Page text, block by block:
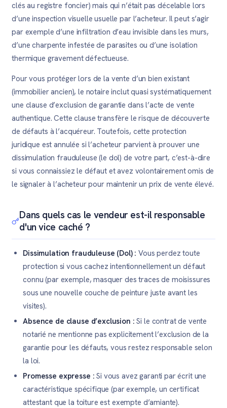
clés au registre foncier) mais qui n’était pas décelable lors
d’une inspection visuelle usuelle par l’acheteur. Il peut s’agir
par exemple d’une infiltration d’eau invisible dans les murs,
d’une charpente infestée de parasites ou d’une isolation
thermique gravement défectueuse.
Pour vous protéger lors de la vente d’un bien existant
(immobilier ancien), le notaire inclut quasi systématiquement
une clause d’exclusion de garantie dans l’acte de vente
authentique. Cette clause transfère le risque de découverte
de défauts à l’acquéreur. Toutefois, cette protection
juridique est annulée si l’acheteur parvient à prouver une
dissimulation frauduleuse (le dol) de votre part, c’est-à-dire
si vous connaissiez le défaut et avez volontairement omis de
le signaler à l’acheteur pour maintenir un prix de vente élevé.
Dans quels cas le vendeur est-il responsable
d'un vice caché ?
Dissimulation frauduleuse (Dol) : Vous perdez toute
protection si vous cachez intentionnellement un défaut
connu (par exemple, masquer des traces de moisissures
sous une nouvelle couche de peinture juste avant les
visites).
Absence de clause d’exclusion : Si le contrat de vente
notarié ne mentionne pas explicitement l’exclusion de la
garantie pour les défauts, vous restez responsable selon
la loi.
Promesse expresse : Si vous avez garanti par écrit une
caractéristique spécifique (par exemple, un certificat
attestant que la toiture est exempte d’amiante).